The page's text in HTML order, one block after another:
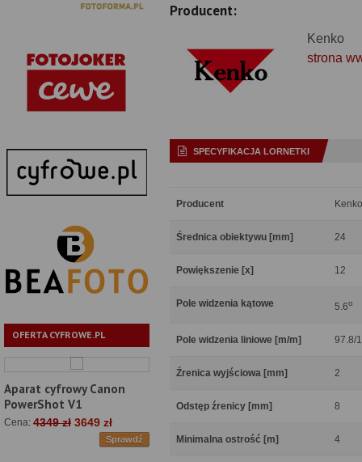
OFERTA CYFROWE.PL
Aparat cyfrowy Canon
PowerShot V1
Cena: 4349 zł 3649 zł
Sprawdź
Producent:
Kenko
strona
SPECYFIKACJA LORNETKI
Producent Kenko
Średnica obiektywu [mm] 24
Powiększenie [x] 12
Pole widzenia kątowe 5.6o
Pole widzenia liniowe [m/m] 97.8/
Źrenica wyjściowa [mm] 2
Odstęp źrenicy [mm] 8
Minimalna ostrość [m] 4